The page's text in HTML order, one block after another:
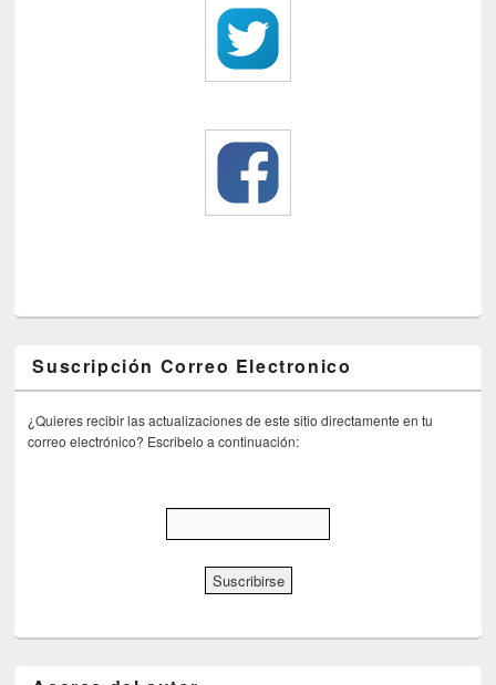
Suscripción Correo Electronico
¿Quieres recibir las actualizaciones de este sitio directamente en tu
correo electrónico? Escribelo a continuación: